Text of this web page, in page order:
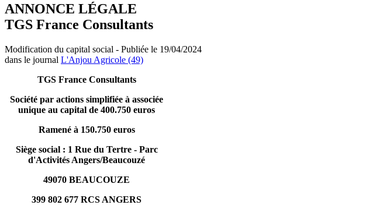
ANNONCE LÉGALE
TGS France Consultants
Modification du capital social - Publiée le 19/04/2024
dans le journal L'Anjou Agricole (49)
TGS France Consultants
Société par actions simplifiée à associée
unique au capital de 400.750 euros
Ramené à 150.750 euros
Siège social : 1 Rue du Tertre - Parc
d'Activités Angers/Beaucouzé
49070 BEAUCOUZE
399 802 677 RCS ANGERS